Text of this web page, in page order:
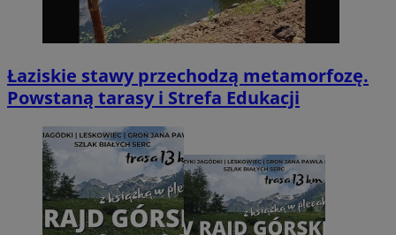
Łaziskie stawy przechodzą metamorfozę.
Powstaną tarasy i Strefa Edukacji